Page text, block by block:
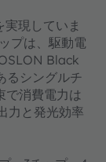
現していま
プは、駆動電
Black
るシングルチ
で消費電力は
力と発光効率